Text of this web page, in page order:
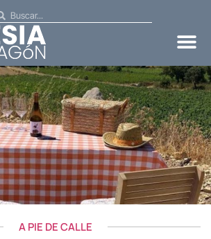
A PIE DE CALLE